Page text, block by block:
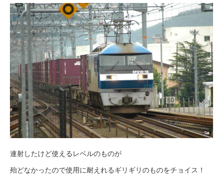
連射したけど使えるレベルのものが
殆どなかったので使用に耐えれるギリギリのものをチョイス！